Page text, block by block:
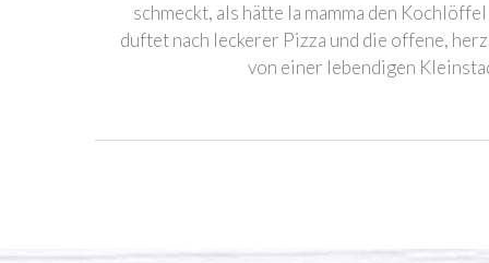
schmeckt, als hätte la mamma den
duftet nach leckerer Pizza und die offene,
von einer lebendigen